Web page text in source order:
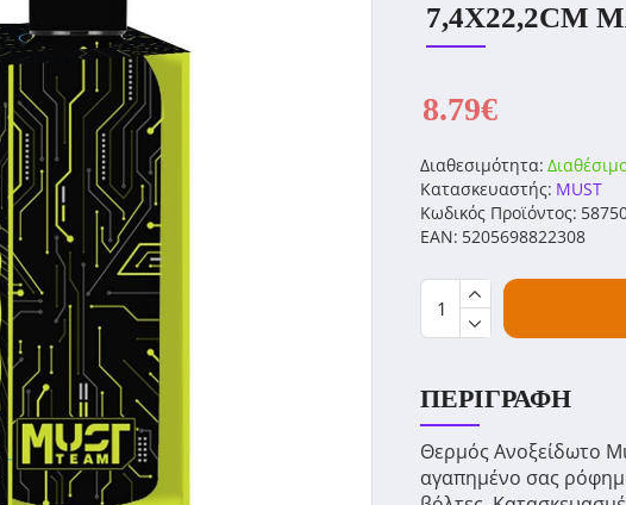
7,4Χ22,2CM
Διαθεσιμότητα:
Κατασκευαστής: MUST
Κωδικός Προϊόντος:
EAN: 5205698822308
8.79€
ΠΕΡΙΓΡΑΦΉ
Θερμός Ανοξείδωτο
αγαπημένο σας